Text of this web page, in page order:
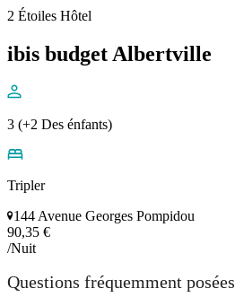
2 Étoiles Hôtel
ibis budget Albertville
3 (+2 Des énfants)
Tripler
144 Avenue Georges Pompidou
90,35 €
/Nuit
Questions fréquemment posées